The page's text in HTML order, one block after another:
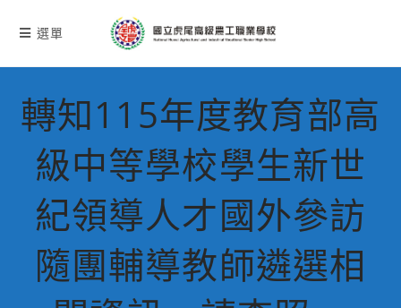
選單
轉知115年度教育部高
級中等學校學生新世
紀領導人才國外參訪
隨團輔導教師遴選相